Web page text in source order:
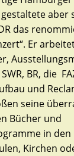
aber
das
Er
BR, die
und
seine
Bücher und
in den
Kirchen